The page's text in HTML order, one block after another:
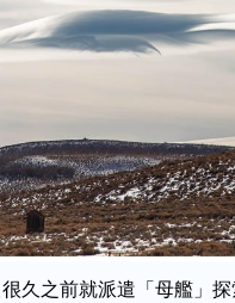
久之前就派遣「母艦」